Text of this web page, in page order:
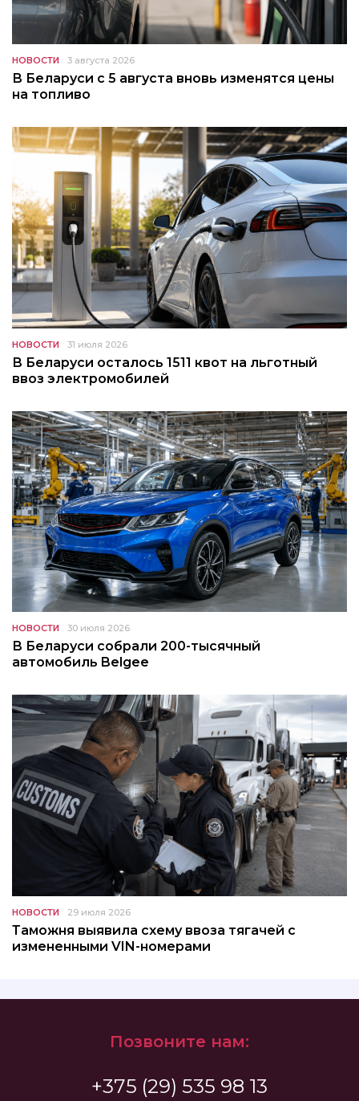
НОВОСТИ 3 августа 2026
В Беларуси с 5 августа вновь изменятся цены
на топливо
НОВОСТИ 31 июля 2026
В Беларуси осталось 1511 квот на льготный
ввоз электромобилей
НОВОСТИ 30 июля 2026
В Беларуси собрали 200-тысячный
автомобиль Belgee
НОВОСТИ 29 июля 2026
Таможня выявила схему ввоза тягачей с
измененными VIN-номерами
Позвоните нам:
+375 (29) 535 98 13